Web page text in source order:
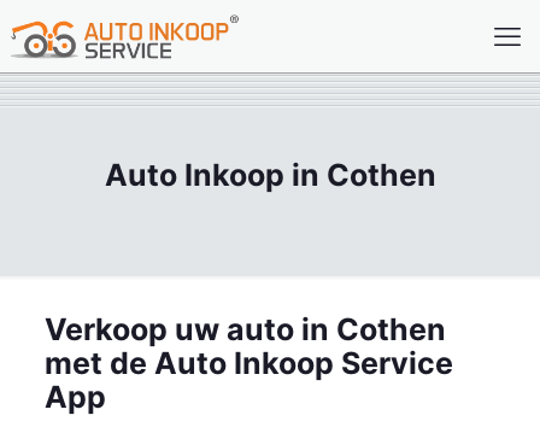
Auto Inkoop in Cothen
Verkoop uw auto in Cothen
met de Auto Inkoop Service
App